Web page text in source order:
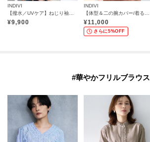
INDIVI
¥9,900
INDIVI
¥11,000
さらに5%OFF
#華やかフリルブラウス